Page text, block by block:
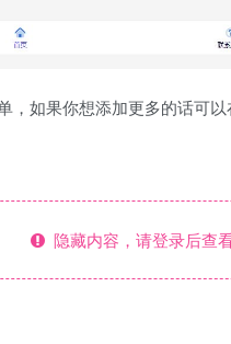
，如果你想添加更多的话可
隐藏内容，请登录后查